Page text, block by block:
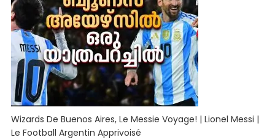
Wizards De Buenos Aires, Le Messie Voyage! | Lionel Messi |
Le Football Argentin Apprivoisé